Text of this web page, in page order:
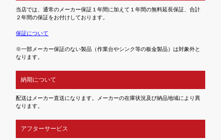
当店では、通常のメーカー保証１年間に加えて１年間の無料延長保証、合計
２年間の保証をお付けしております。
保証について
※一部メーカー保証のない製品（作業台やシンク等の板金製品）は対象外と
なります。
納期について
配送はメーカー直送になります。メーカーの在庫状況及び納品地域により異
なります。
アフターサービス